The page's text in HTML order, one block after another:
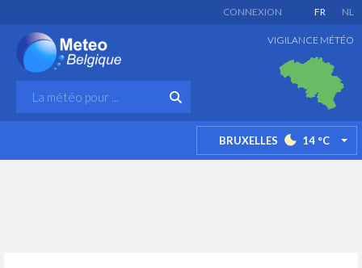
FR NL
CONNEXION
VIGILANCE MÉTÉO
BRUXELLES 14 °C